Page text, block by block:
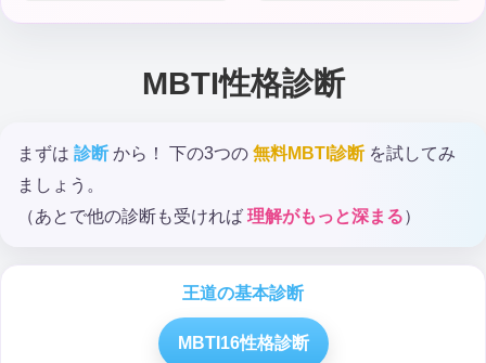
MBTI性格診断
まずは 診断 から！ 下の3つの 無料MBTI診断を試してみ
ましょう。
（あとで他の診断も受ければ 理解がもっと深まる）
王道の基本診断
MBTI16性格診断